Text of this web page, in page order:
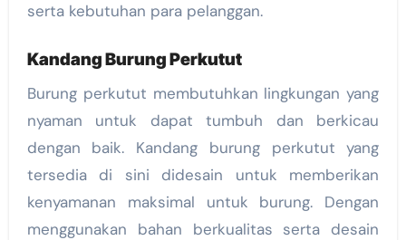
serta kebutuhan para pelanggan.
Kandang Burung Perkutut
Burung perkutut membutuhkan lingkungan yang
nyaman untuk dapat tumbuh dan berkicau
dengan baik. Kandang burung perkutut yang
tersedia di sini didesain untuk memberikan
kenyamanan maksimal untuk burung. Dengan
menggunakan bahan berkualitas serta desain